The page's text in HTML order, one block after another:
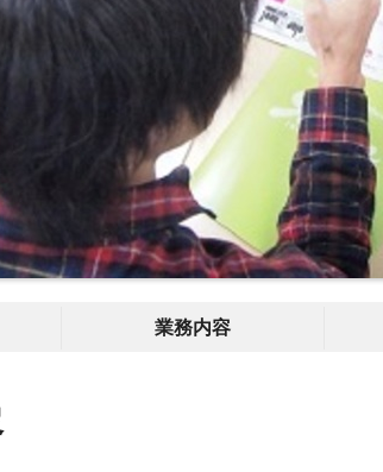
業務内容